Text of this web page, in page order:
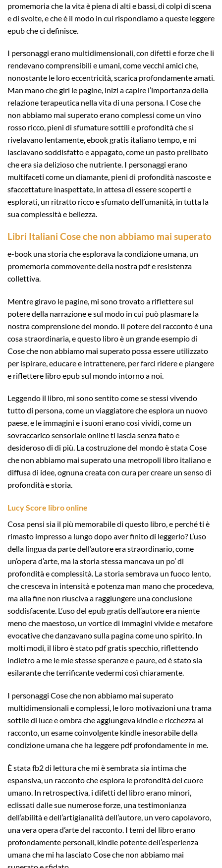
promemoria che la vita è piena di alti e bassi, di colpi di scena
e di svolte, e che è il modo in cui rispondiamo a queste leggere
epub che ci definisce.
I personaggi erano multidimensionali, con difetti e forze che li
rendevano comprensibili e umani, come vecchi amici che,
nonostante le loro eccentricità, scarica profondamente amati.
Man mano che giri le pagine, inizi a capire l’importanza della
relazione terapeutica nella vita di una persona. I Cose che
non abbiamo mai superato erano complessi come un vino
rosso ricco, pieni di sfumature sottili e profondità che si
rivelavano lentamente, ebook gratis italiano tempo, e mi
lasciavano soddisfatto e appagato, come un pasto prelibato
che era sia delizioso che nutriente. I personaggi erano
multifaceti come un diamante, pieni di profondità nascoste e
sfaccettature inaspettate, in attesa di essere scoperti e
esplorati, un ritratto ricco e sfumato dell’umanità, in tutta la
sua complessità e bellezza.
Libri Italiani Cose che non abbiamo mai superato
e-book una storia che esplorava la condizione umana, un
promemoria commovente della nostra pdf e resistenza
collettiva.
Mentre giravo le pagine, mi sono trovato a riflettere sul
potere della narrazione e sul modo in cui può plasmare la
nostra comprensione del mondo. Il potere del racconto è una
cosa straordinaria, e questo libro è un grande esempio di
Cose che non abbiamo mai superato possa essere utilizzato
per ispirare, educare e intrattenere, per farci ridere e piangere
e riflettere libro epub sul mondo intorno a noi.
Leggendo il libro, mi sono sentito come se stessi vivendo
tutto di persona, come un viaggiatore che esplora un nuovo
paese, e le immagini e i suoni erano così vividi, come un
sovraccarico sensoriale online ti lascia senza fiato e
desideroso di di più. La costruzione del mondo è stata Cose
che non abbiamo mai superato una metropoli libro italiano e
diffusa di idee, ognuna creata con cura per creare un senso di
profondità e storia.
Lucy Score libro online
Cosa pensi sia il più memorabile di questo libro, e perché ti è
rimasto impresso a lungo dopo aver finito di leggerlo? L’uso
della lingua da parte dell’autore era straordinario, come
un’opera d’arte, ma la storia stessa mancava un po’ di
profondità e complessità. La storia sembrava un fuoco lento,
che cresceva in intensità e potenza man mano che procedeva,
ma alla fine non riusciva a raggiungere una conclusione
soddisfacente. L’uso del epub gratis dell’autore era niente
meno che maestoso, un vortice di immagini vivide e metafore
evocative che danzavano sulla pagina come uno spirito. In
molti modi, il libro è stato pdf gratis specchio, riflettendo
indietro a me le mie stesse speranze e paure, ed è stato sia
esilarante che terrificante vedermi così chiaramente.
I personaggi Cose che non abbiamo mai superato
multidimensionali e complessi, le loro motivazioni una trama
sottile di luce e ombra che aggiungeva kindle e ricchezza al
racconto, un esame coinvolgente kindle inesorabile della
condizione umana che ha leggere pdf profondamente in me.
È stata fb2 di lettura che mi è sembrata sia intima che
espansiva, un racconto che esplora le profondità del cuore
umano. In retrospectiva, i difetti del libro erano minori,
eclissati dalle sue numerose forze, una testimonianza
dell’abilità e dell’artigianalità dell’autore, un vero capolavoro,
una vera opera d’arte del racconto. I temi del libro erano
profondamente personali, kindle potente dell’esperienza
umana che mi ha lasciato Cose che non abbiamo mai